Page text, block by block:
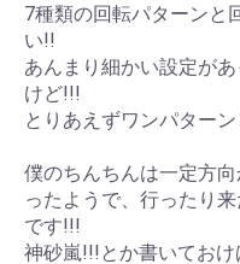
7種類の回転パターンと
い!!
あんまり細かい設定が
けど!!!
とりあえずワンパター
僕のちんちんは一定方
ったようで、行ったり
です!!!
神砂嵐!!!とか書いてお